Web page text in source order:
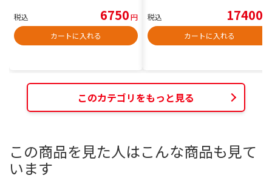
税込 6750円
カートに入れる
税込 17400
カートに入れる
このカテゴリをもっと見る
この商品を見た人はこんな商品も見て
います